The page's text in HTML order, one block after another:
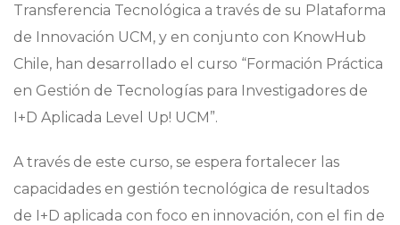
Transferencia Tecnológica a través de su Plataforma
de Innovación UCM, y en conjunto con KnowHub
Chile, han desarrollado el curso “Formación Práctica
en Gestión de Tecnologías para Investigadores de
I+D Aplicada Level Up! UCM”.
A través de este curso, se espera fortalecer las
capacidades en gestión tecnológica de resultados
de I+D aplicada con foco en innovación, con el fin de